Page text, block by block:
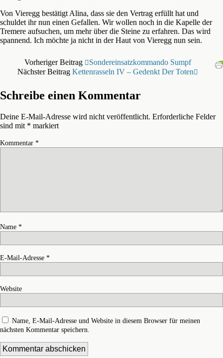
Von Vieregg bestätigt Alina, dass sie den Vertrag erfüllt hat und
schuldet ihr nun einen Gefallen. Wir wollen noch in die Kapelle der
Tremere aufsuchen, um mehr über die Steine zu erfahren. Das wird
spannend. Ich möchte ja nicht in der Haut von Vieregg nun sein.
Vorheriger Beitrag
Sondereinsatzkommando Sumpf
Nächster Beitrag Kettenrasseln IV – Gedenkt Der Toten
Schreibe einen Kommentar
Deine E-Mail-Adresse wird nicht veröffentlicht. Erforderliche Felder
sind mit * markiert
Kommentar *
Name *
E-Mail-Adresse *
Website
Name, E-Mail-Adresse und Website in diesem Browser für meinen
nächsten Kommentar speichern.